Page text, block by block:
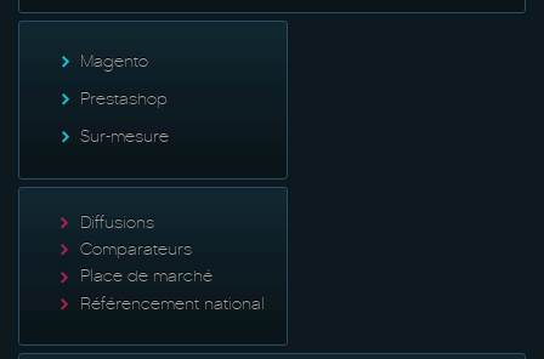
Magento
Prestashop
Sur-mesure
Diffusions
Comparateurs
Place de marché
Référencement national